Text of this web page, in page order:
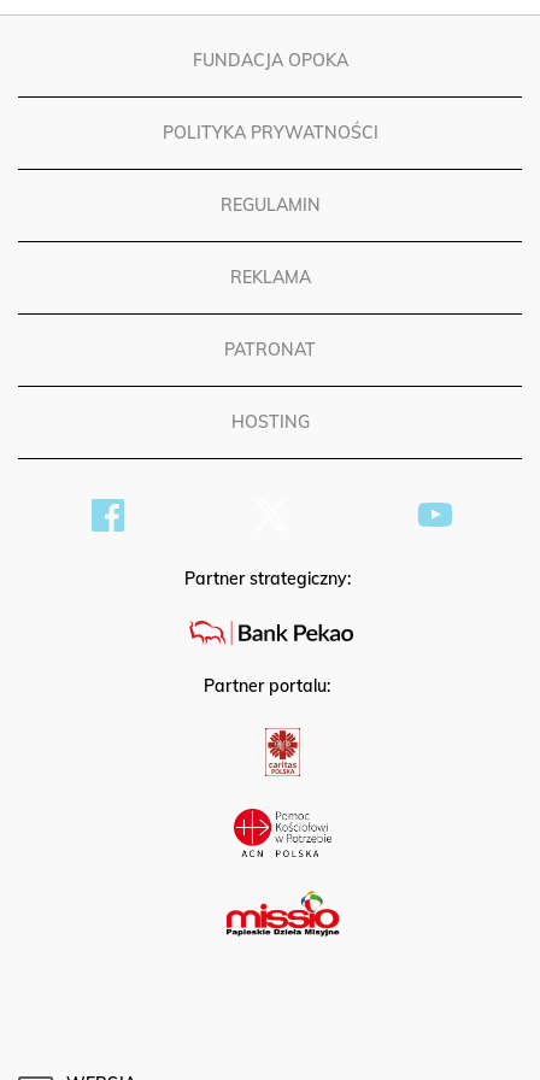
FUNDACJA OPOKA
POLITYKA PRYWATNOŚCI
REGULAMIN
REKLAMA
PATRONAT
HOSTING
Partner strategiczny:
Partner portalu: